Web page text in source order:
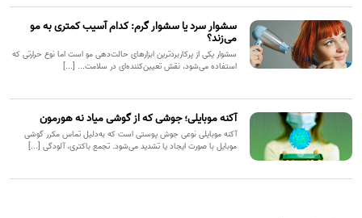
سشوار سرد یا سشوار گرم: کدام آسیب کمتری به مو
می‌زند؟
سشوار یکی از پرکاربردترین ابزارهای حالت‌دهی مو است اما نوع حرارتی که
استفاده می‌شود، نقش تعیین‌کننده‌ای در سلامت... [...]
آکنه موبایلی؛ جوشی که از گوشی میاد نه هورمون
آکنه موبایلی نوعی جوش پوستی است که به‌دلیل تماس مکرر گوشی
موبایل با صورت ایجاد یا تشدید می‌شود. تجمع باکتری، آلودگی [...]